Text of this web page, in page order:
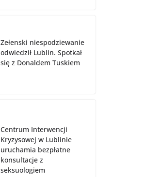
Zełenski niespodziewanie
odwiedził Lublin. Spotkał
się z Donaldem Tuskiem
Centrum Interwencji
Kryzysowej w Lublinie
uruchamia bezpłatne
konsultacje z
seksuologiem